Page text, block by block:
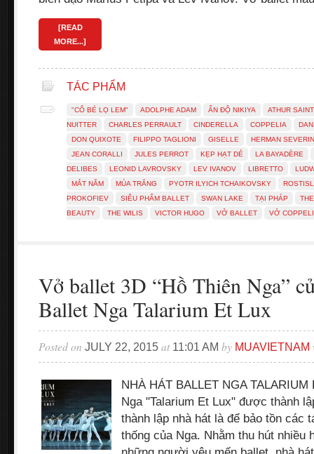
[READ
MORE...]
TÁC PHẨM
"CÔ BÉ LỌ LEM" ADOLPHE ADAM ẤN ĐỘ NIKIYA
ATHUR SAINT
NUITTER
CHARLES PERRAULT CINDERELLA COPPELIA
DON QUIXOTE
FILIPPO TAGLIONI GISELLE
HERMAN
JEAN CORALLI
JULES PERROT KẸP HẠT DẺ
LA BAYADÈRE
DELIBES
LEONID LAVROVSKY LEV IVANOV LIBRETTO
MẮT NĂM
MÚA TRẮNG PYOTR ILYICH TCHAIKOVSKY
PROKOFIEV
SIÊU PHẨM BALLET SWAN LAKE TẠI PHÁP
BEAUTY
THE WILIS VICTOR HUGO VỞ BALLET VỞ
Vở ballet 3D “Hồ Thiên Nga”
Ballet Nga Talarium Et Lux
Posted on JULY 22, 2015 at 11:01 AM by MUAVIETNAM
NHÀ HÁT BALLET NGA
Nga "Talarium Et Lux" được thành
thành lập nhà hát là để bảo tồn các
thống của Nga. Nhằm thu hút nhiều